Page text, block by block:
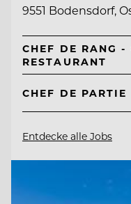
9551 Bodensdorf,
CHEF DE RANG -
RESTAURANT
CHEF DE PARTIE
Entdecke alle Jobs